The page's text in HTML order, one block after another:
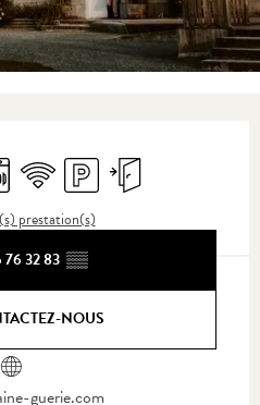
vaisselle
WiFi ParkingEntrée indépendante
prestation(s)
32 83 ▒▒
NOUS
guerie.com